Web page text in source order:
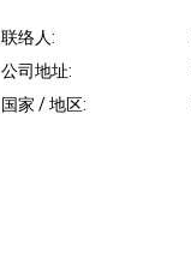
联络人:
公司地址:
国家 / 地区: